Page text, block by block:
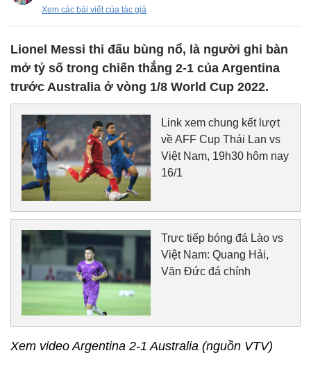
Xem các bài viết của tác giả
Lionel Messi thi đấu bùng nổ, là người ghi bàn
mở tỷ số trong chiến thắng 2-1 của Argentina
trước Australia ở vòng 1/8 World Cup 2022.
Link xem chung kết lượt
về AFF Cup Thái Lan vs
Việt Nam, 19h30 hôm nay
16/1
Trực tiếp bóng đá Lào vs
Việt Nam: Quang Hải,
Văn Đức đá chính
Xem video Argentina 2-1 Australia (nguồn VTV)